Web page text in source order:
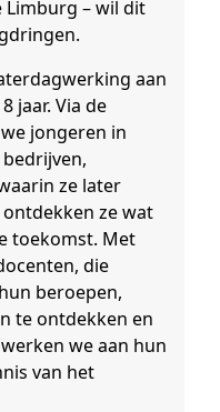
Limburg – wil dit
aan
jaar. Via de
jongeren in
ze later
ze wat
toekomst. Met
die
beroepen,
te ontdekken en
we aan hun
van het